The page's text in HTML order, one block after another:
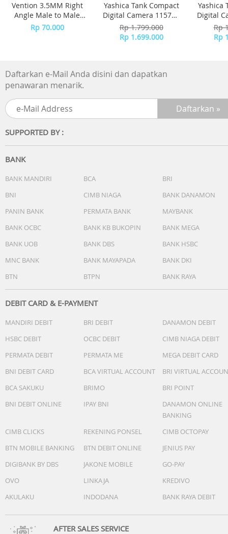
Vention 3.5MM Right
Angle Male to Male
Flat Aux Cable 1M -
Gray Aluminum Alloy
Rp 70.000
Yashica Tank Compact
Digital Camera 115757
- Pink Marshmallow
Rp 1.799.000
Rp 1.699.000
Yashica
Digital
-
Rp
Rp
Daftarkan e-Mail Anda disini dan dapatkan
penawaran menarik.
SUPPORTED BY :
BANK
BANK MANDIRI BCA
BRI
BNI
CIMB NIAGA
BANK DANAMON
PANIN BANK
PERMATA BANK
MAYBANK
BANK OCBC
BANK KB BUKOPIN
BANK MEGA
BANK UOB
BANK DBS
BANK HSBC
MNC BANK
BANK MAYAPADA
BANK DKI
BTN
BTPN BANK RAYA
DEBIT CARD & E-PAYMENT
MANDIRI DEBIT BRI DEBIT
DANAMON DEBIT
HSBC DEBIT
OCBC DEBIT
CIMB NIAGA DEBIT
PERMATA DEBIT
PERMATA ME
MEGA DEBIT CARD
BNI DEBIT CARD
BCA VIRTUAL ACCOUNT
BRI VIRTUAL
BCA SAKUKU
BRIMO
BRI POINT
BNI DEBIT ONLINE
IPAY BNI
DANAMON ONLINE
BANKING
CIMB CLICKS
REKENING PONSEL
CIMB OCTOPAY
BTN MOBILE BANKING
BTN DEBIT ONLINE
JENIUS PAY
DIGIBANK BY DBS
JAKONE MOBILE
GO-PAY
OVO
LINKAJA
KREDIVO
AKULAKU
INDODANA BANK RAYA DEBIT
AFTER SALES SERVICE